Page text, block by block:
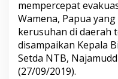
mempercepat
Wamena, Papua
kerusuhan di daerah
disampaikan Kepala
Setda NTB,
(27/09/2019).